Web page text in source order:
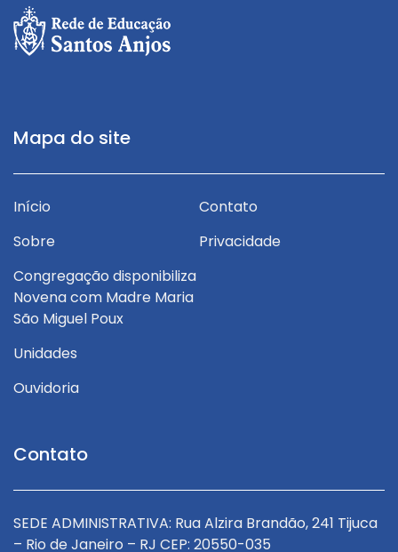
Mapa do site
Início
Sobre
Congregação disponibiliza
Novena com Madre Maria
São Miguel Poux
Unidades
Ouvidoria
Contato
Privacidade
Contato
SEDE ADMINISTRATIVA: Rua Alzira Brandão, 241 Tijuca
– Rio de Janeiro – RJ CEP: 20550-035